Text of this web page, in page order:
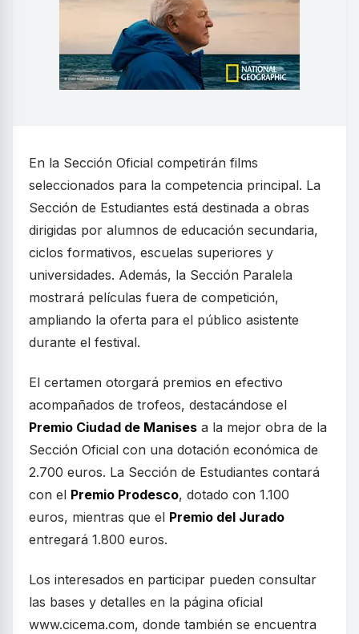
En la Sección Oficial competirán films
seleccionados para la competencia principal. La
Sección de Estudiantes está destinada a obras
dirigidas por alumnos de educación secundaria,
ciclos formativos, escuelas superiores y
universidades. Además, la Sección Paralela
mostrará películas fuera de competición,
ampliando la oferta para el público asistente
durante el festival.
El certamen otorgará premios en efectivo
acompañados de trofeos, destacándose el
Premio Ciudad de Manises a la mejor obra de la
Sección Oficial con una dotación económica de
2.700 euros. La Sección de Estudiantes contará
con el Premio Prodesco, dotado con 1.100
euros, mientras que el Premio del Jurado
entregará 1.800 euros.
Los interesados en participar pueden consultar
las bases y detalles en la página oficial
www.cicema.com, donde también se encuentra